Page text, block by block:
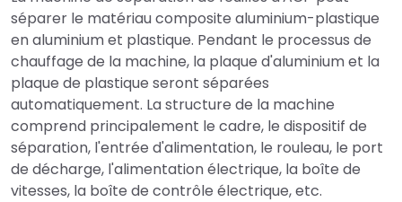
séparer le matériau composite aluminium-plastique
en aluminium et plastique. Pendant le processus de
chauffage de la machine, la plaque d'aluminium et la
plaque de plastique seront séparées
automatiquement. La structure de la machine
comprend principalement le cadre, le dispositif de
séparation, l'entrée d'alimentation, le rouleau, le port
de décharge, l'alimentation électrique, la boîte de
vitesses, la boîte de contrôle électrique, etc.